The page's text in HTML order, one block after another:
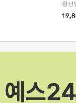
황선